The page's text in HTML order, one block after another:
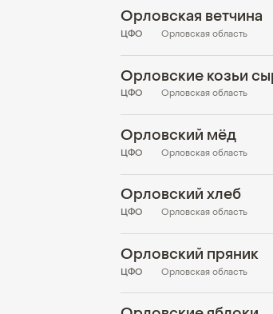
Орловская область
Орловская ветчина
ЦФО
Орловская область
Орловские козьи
ЦФО
Орловская область
Орловский мёд
ЦФО
Орловская область
Орловский хлеб
ЦФО
Орловская область
Орловский пряник
ЦФО